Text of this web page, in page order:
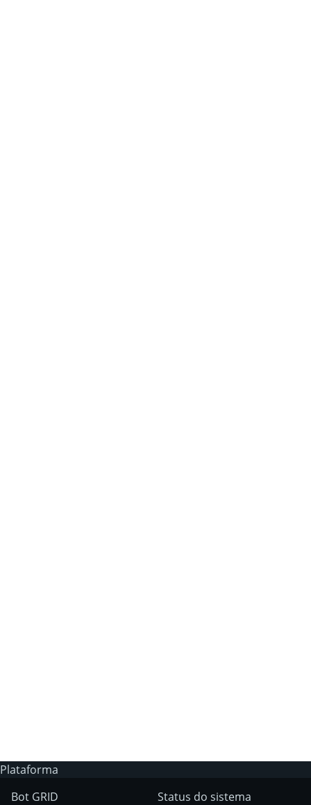
Plataforma
Bot GRID
Status do sistema